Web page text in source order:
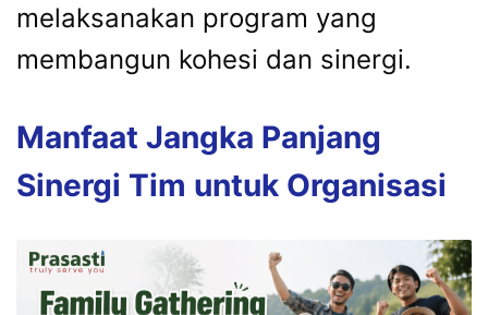
melaksanakan program yang
membangun kohesi dan sinergi.
Manfaat Jangka Panjang
Sinergi Tim untuk Organisasi